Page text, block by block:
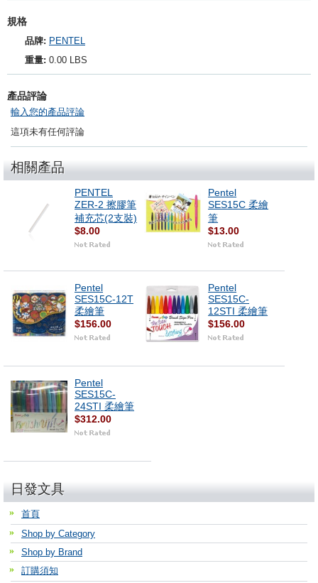
規格
品牌: PENTEL
重量: 0.00 LBS
產品評論
輸入您的產品評論
這項未有任何評論
相關產品
PENTEL
ZER-2 擦膠筆
補充芯(2支裝)
$8.00
Pentel
SES15C 柔繪
筆
$13.00
Pentel
SES15C-12T
柔繪筆
$156.00
Pentel
SES15C-
12STI 柔繪筆
$156.00
Pentel
SES15C-
24STI 柔繪筆
$312.00
日發文具
首頁
Shop by Category
Shop by Brand
訂購須知